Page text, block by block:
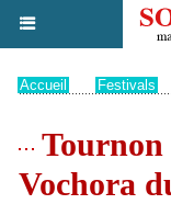
Accueil Festivals
Tournon
Vochora